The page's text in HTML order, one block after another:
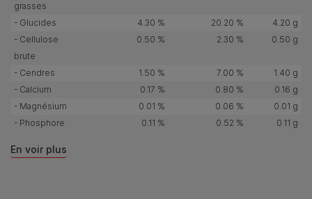
grasses
- Glucides 4.30 % 20.20 %
4.20 g
- Cellulose
brute
0.50 % 2.30 % 0.50 g
- Cendres 1.50 % 7.00 %
1.40 g
- Calcium
0.17 % 0.80 %
0.16 g
- Magnésium
0.01 % 0.06 %
0.01 g
- Phosphore
0.11 % 0.52 % 0.11 g
En voir plus